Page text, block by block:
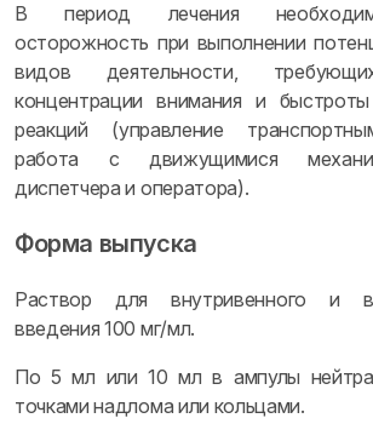
В период лечения
осторожность при выполнении
видов деятельности,
концентрации внимания и
реакций (управление
работа с движущимися
диспетчера и оператора).
Форма выпуска
Раствор для внутривенного и
введения 100 мг/мл.
По 5 мл или 10 мл в ампулы
точками надлома или кольцами.